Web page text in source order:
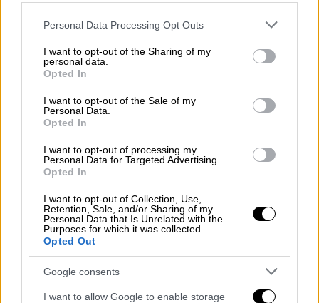
Please note that this website/app uses one or more Google
not limited to your visit or usage behaviour. You may click to
grant or deny consent to Google and its third-party tags to
use your data for below specified purposes in below Google
consent section.
Personal Data Processing Opt Outs
I want to opt-out of the Sharing of my
personal data.
Opted In
I want to opt-out of the Sale of my
Personal Data.
Opted In
I want to opt-out of processing my
Personal Data for Targeted Advertising.
Opted In
I want to opt-out of Collection, Use,
Retention, Sale, and/or Sharing of my
Personal Data that Is Unrelated with the
Purposes for which it was collected.
Opted Out
Google consents
I want to allow Google to enable storage
εμπνέει τους λαούς».
Στέφανος Κασσελάκης (Eurokinissi)
Συζήτηση στον προοδευτικό χώρο
ζητούν στελέχη